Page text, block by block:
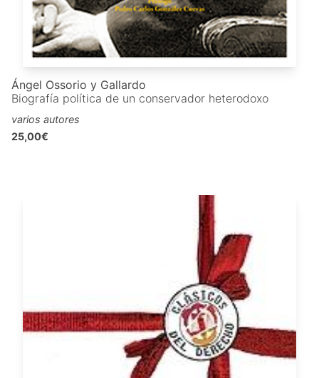
Ángel Ossorio y Gallardo
Biografía política de un conservador heterodoxo
varios autores
25,00€